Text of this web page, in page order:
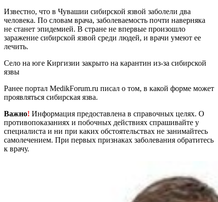
Известно, что в Чувашии сибирской язвой заболели два
человека. По словам врача, заболеваемость почти наверняка
не станет эпидемией. В стране не впервые произошло
заражение сибирской язвой среди людей, и врачи умеют ее
лечить.
Село на юге Киргизии закрыто на карантин из-за сибирской
язвы
Ранее портал MedikForum.ru писал о том, в какой форме может
проявляться сибирская язва.
Важно! Информация предоставлена в справочных целях. О
противопоказаниях и побочных действиях спрашивайте у
специалиста и ни при каких обстоятельствах не занимайтесь
самолечением. При первых признаках заболевания обратитесь
к врачу.